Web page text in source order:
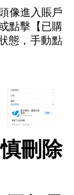
像進入賬戶
點擊【已購
態，手動點
刪除